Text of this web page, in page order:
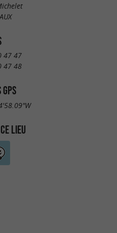
47 47
47 48
GPS
LIEU